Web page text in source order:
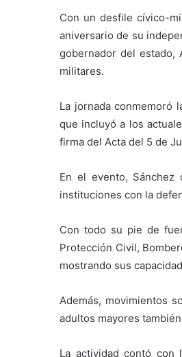
Con un desfile cívico-
aniversario de su
gobernador del estado,
militares.
La jornada conmemoró
que incluyó a los
firma del Acta del 5 de
En el evento,
instituciones con la
Con todo su pie de
Protección Civil,
mostrando sus
Además, movimientos
adultos mayores
La actividad contó con